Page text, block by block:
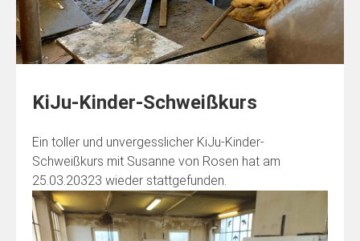
KiJu-Kinder-Schweißkurs
Ein toller und unvergesslicher KiJu-Kinder-
Schweißkurs mit Susanne von Rosen hat am
25.03.20323 wieder stattgefunden.